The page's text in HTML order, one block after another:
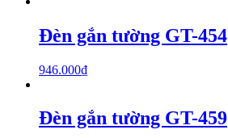
Đèn gắn tường GT-454
946.000₫
Đèn gắn tường GT-459